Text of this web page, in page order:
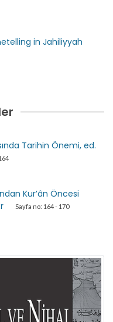
in Jahiliyyah
Tarihin Önemi, ed.
Kur’ân Öncesi
Sayfa no: 164 - 170